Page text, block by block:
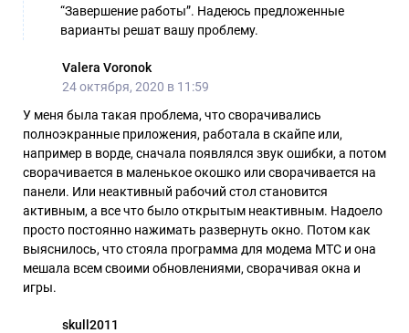
“Завершение работы”. Надеюсь предложенные
варианты решат вашу проблему.
Valera Voronok
24 октября, 2020 в 11:59
У меня была такая проблема, что сворачивались
полноэкранные приложения, работала в скайпе или,
например в ворде, сначала появлялся звук ошибки, а потом
сворачивается в маленькое окошко или сворачивается на
панели. Или неактивный рабочий стол становится
активным, а все что было открытым неактивным. Надоело
просто постоянно нажимать развернуть окно. Потом как
выяснилось, что стояла программа для модема МТС и она
мешала всем своими обновлениями, сворачивая окна и
игры.
skull2011